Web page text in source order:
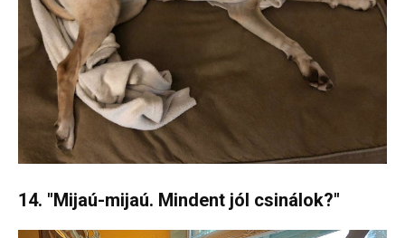
14. "Mijaú-mijaú. Mindent jól csinálok?"